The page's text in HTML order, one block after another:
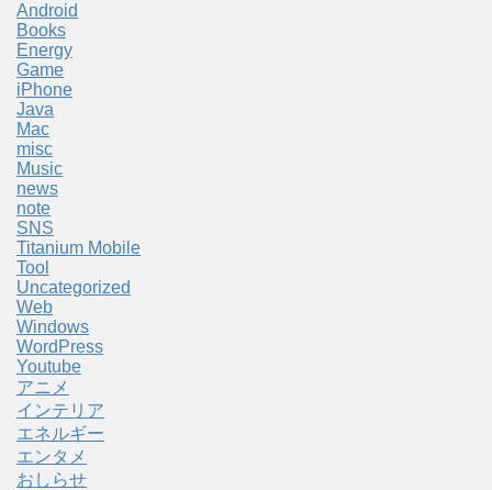
Android
Books
Energy
Game
iPhone
Java
Mac
misc
Music
news
note
SNS
Titanium Mobile
Tool
Uncategorized
Web
Windows
WordPress
Youtube
アニメ
インテリア
エネルギー
エンタメ
おしらせ